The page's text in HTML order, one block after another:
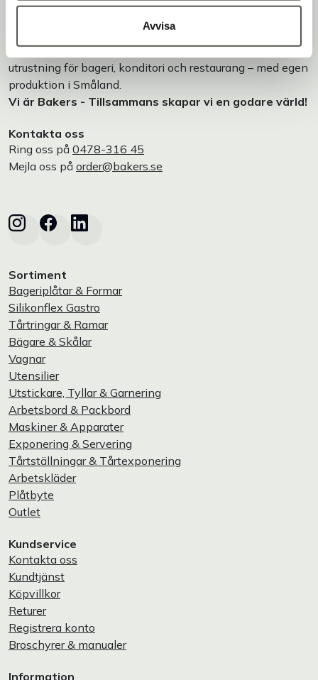
Avvisa
Bakers är en helhetsleverantör av professionell
utrustning för bageri, konditori och restaurang – med egen
produktion i Småland.
Vi är Bakers - Tillsammans skapar vi en godare värld!
Kontakta oss
Ring oss på 0478-316 45
Mejla oss på order@bakers.se
Sortiment
Bageriplåtar & Formar
Silikonflex Gastro
Tårtringar & Ramar
Bägare & Skålar
Vagnar
Utensilier
Utstickare, Tyllar & Garnering
Arbetsbord & Packbord
Maskiner & Apparater
Exponering & Servering
Tårtställningar & Tårtexponering
Arbetskläder
Plåtbyte
Outlet
Kundservice
Kontakta oss
Kundtjänst
Köpvillkor
Returer
Registrera konto
Broschyrer & manualer
Information